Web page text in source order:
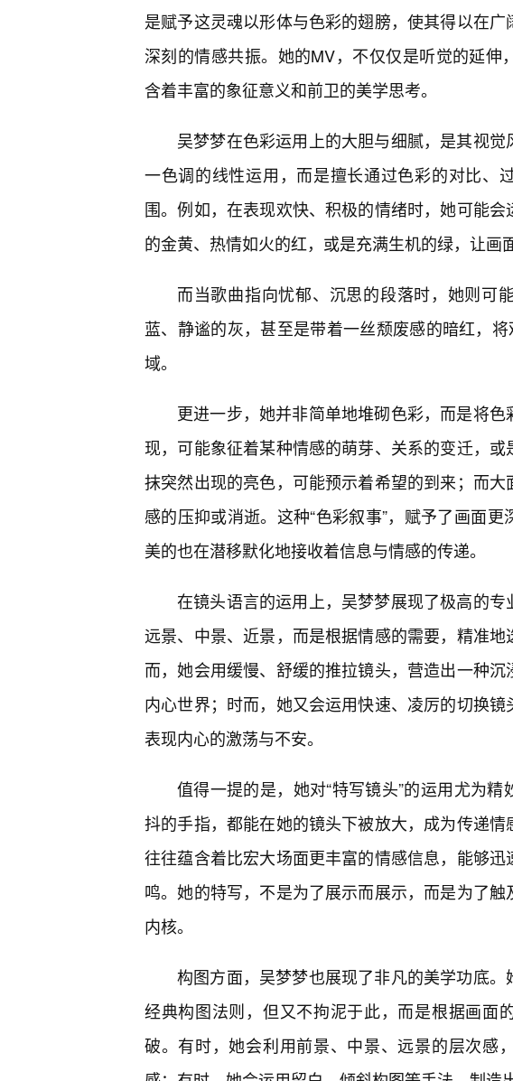
是赋予这灵魂以形体与色彩的翅膀，使其得以在
深刻的情感共振。她的MV，不仅仅是听觉的延伸
含着丰富的象征意义和前卫的美学思考。
吴梦梦在色彩运用上的大胆与细腻，是其视
一色调的线性运用，而是擅长通过色彩的对比、
围。例如，在表现欢快、积极的情绪时，她可能
的金黄、热情如火的红，或是充满生机的绿，让画
而当歌曲指向忧郁、沉思的段落时，她则可
蓝、静谧的灰，甚至是带着一丝颓废感的暗红，
域。
更进一步，她并非简单地堆砌色彩，而是将
现，可能象征着某种情感的萌芽、关系的变迁，
抹突然出现的亮色，可能预示着希望的到来；而
感的压抑或消逝。这种“色彩叙事”，赋予了画面
美的也在潜移默化地接收着信息与情感的传递。
在镜头语言的运用上，吴梦梦展现了极高的
远景、中景、近景，而是根据情感的需要，精准
而，她会用缓慢、舒缓的推拉镜头，营造出一种
内心世界；时而，她又会运用快速、凌厉的切换
表现内心的激荡与不安。
值得一提的是，她对“特写镜头”的运用尤为
抖的手指，都能在她的镜头下被放大，成为传递情
往往蕴含着比宏大场面更丰富的情感信息，能够
鸣。她的特写，不是为了展示而展示，而是为了
内核。
构图方面，吴梦梦也展现了非凡的美学功底
经典构图法则，但又不拘泥于此，而是根据画面
破。有时，她会利用前景、中景、远景的层次感